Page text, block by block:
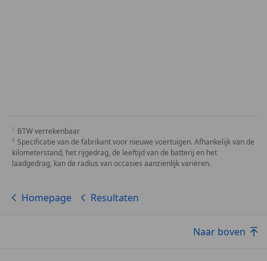
BTW verrekenbaar
Specificatie van de fabrikant voor nieuwe voertuigen. Afhankelijk van de
kilometerstand, het rijgedrag, de leeftijd van de batterij en het
laadgedrag, kan de radius van occasies aanzienlijk variëren.
Homepage Resultaten
Naar boven